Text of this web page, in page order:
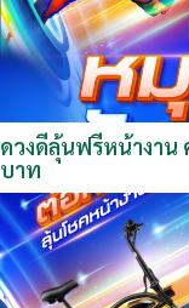
ดวงดีลุ้นฟรีหน้างาน
บาท